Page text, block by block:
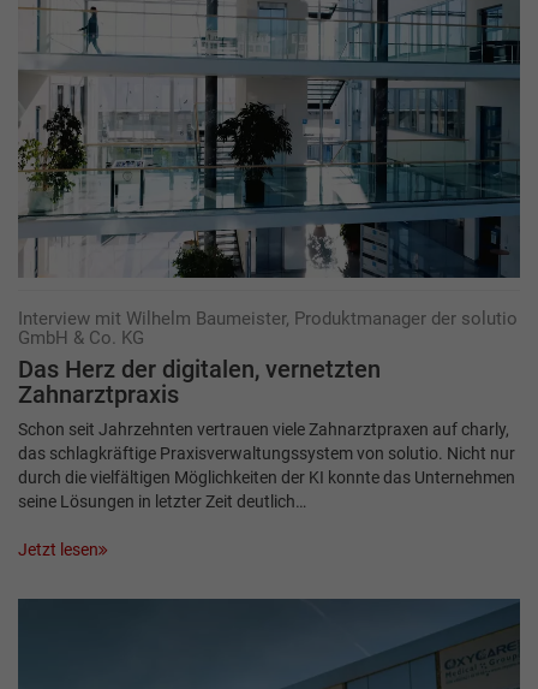
Interview mit Wilhelm Baumeister, Produktmanager der solutio
GmbH & Co. KG
Das Herz der digitalen,­­ ­vernetzten
Zahnarztpraxis
Schon seit Jahrzehnten vertrauen viele Zahnarztpraxen auf charly,
das schlagkräftige Praxisverwaltungssystem von solutio. Nicht nur
durch die vielfältigen Möglichkeiten der KI konnte das Unternehmen
seine Lösungen in letzter Zeit deutlich…
Jetzt lesen